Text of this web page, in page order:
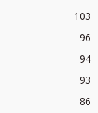
103
96
94
93
86